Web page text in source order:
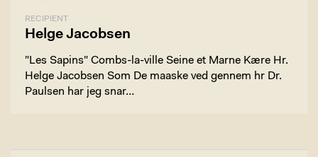
RECIPIENT
Helge Jacobsen
"Les Sapins" Combs-la-ville Seine et Marne Kære Hr.
Helge Jacobsen Som De maaske ved gennem hr Dr.
Paulsen har jeg snar…